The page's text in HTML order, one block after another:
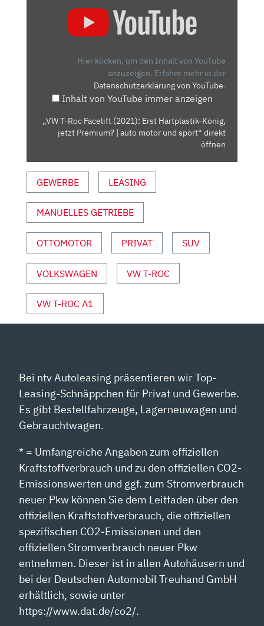
KÖNIG,
JETZT
PREMIUM?
MOTOR
UND
SPORT“
VON
ANZEIGEN
Hier klicken, um den Inhalt von YouTube
anzuzeigen. Erfahre mehr in der
Datenschutzerklärung von YouTube.
Inhalt von YouTube immer anzeigen
„VW T-Roc Facelift (2021): Erst Hartplastik-König,
jetzt Premium? | auto motor und sport“ direkt
öffnen
GEWERBE LEASING
MANUELLES GETRIEBE
OTTOMOTOR PRIVAT SUV
VOLKSWAGEN VW T-ROC
VW T-ROC A1
Bei ntv Autoleasing präsentieren wir Top-
Leasing-Schnäppchen für Privat und Gewerbe.
Es gibt Bestellfahrzeuge, Lagerneuwagen und
Gebrauchtwagen.
* = Umfangreiche Angaben zum offiziellen
Kraftstoffverbrauch und zu den offiziellen CO2-
Emissionswerten und ggf. zum Stromverbrauch
neuer Pkw können Sie dem Leitfaden über den
offiziellen Kraftstoffverbrauch, die offiziellen
spezifischen CO2-Emissionen und den
offiziellen Stromverbrauch neuer Pkw
entnehmen. Dieser ist in allen Autohäusern und
bei der Deutschen Automobil Treuhand GmbH
erhältlich, sowie unter
https://www.dat.de/co2/.